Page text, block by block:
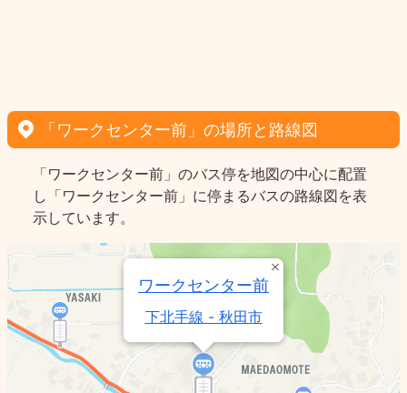
「ワークセンター前」の場所と路線図
「ワークセンター前」のバス停を地図の中心に配置
し「ワークセンター前」に停まるバスの路線図を表
示しています。
ワークセンター前
下北手線 - 秋田市